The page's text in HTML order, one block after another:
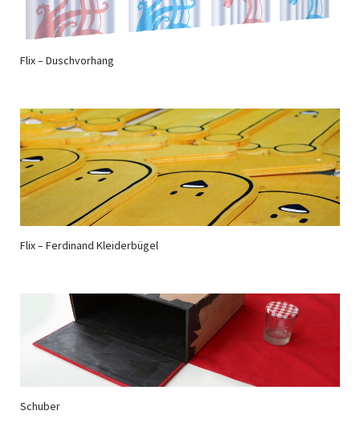
Flix – Duschvorhang
Flix – Ferdinand Kleiderbügel
Schuber